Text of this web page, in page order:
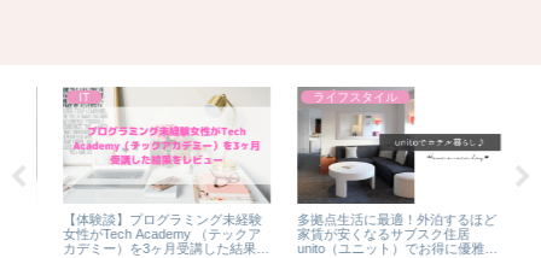
IT
【体験談】プログラミング未経験
女性がTech Academy （テックア
カデミー）を3ヶ月受講した結果を
ライフスタイル
多拠点生活に最適！外泊するほど
家賃が安くなるサブスク住居
unito（ユニット）でお得に優雅に